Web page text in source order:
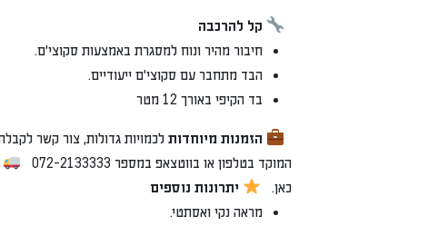
קל להרכבה
חיבור מהיר ונוח למסגרת באמצעות סקוצי'ם.
הבד מתחבר עם סקוצי'ם ייעודיים.
בד הקיפי באורך 12 מטר
הזמנות מיוחדות
המוקד בטלפון או בווטצאפ במספר 072-2133333
כאן.
יתרונות נוספים
מראה נקי ואסתטי.